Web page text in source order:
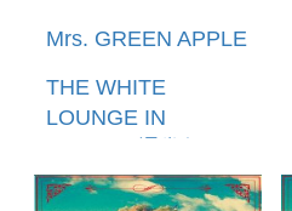
Mrs. GREEN APPLE
THE WHITE
LOUNGE IN
(2DVD)) (預購至